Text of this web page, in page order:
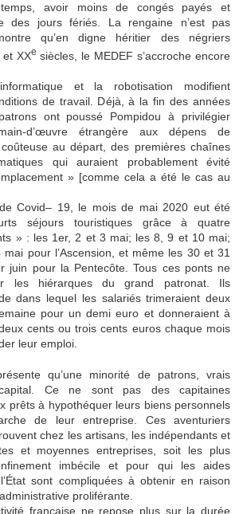
avoir moins de congés payés et
des jours fériés. La rengaine n’est pas
qu’en digne héritier des négriers
et XXe siècles, le MEDEF s’accroche encore
et la robotisation modifient
de travail. Déjà, à la fin des années
ont poussé Pompidou à privilégier
d’œuvre étrangère aux dépens de
coûteuse au départ, des premières chaînes
qui auraient probablement évité
» [comme cela a été le cas au
Covid– 19, le mois de mai 2020 eut été
séjours touristiques grâce à quatre
» : les 1er, 2 et 3 mai; les 8, 9 et 10 mai;
pour l’Ascension, et même les 30 et 31
juin pour la Pentecôte. Tous ces ponts ne
les hiérarques du grand patronat. Ils
dans lequel les salariés trimeraient deux
pour un demi euro et donneraient à
cents ou trois cents euros chaque mois
leur emploi.
qu’une minorité de patrons, vrais
Ce ne sont pas des capitaines
prêts à hypothéquer leurs biens personnels
de leur entreprise. Ces aventuriers
chez les artisans, les indépendants et
et moyennes entreprises, soit les plus
imbécile et pour qui les aides
sont compliquées à obtenir en raison
proliférante.
française ne repose plus sur la durée